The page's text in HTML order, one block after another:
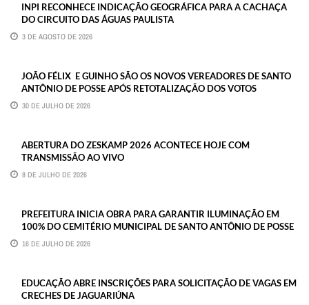
INPI RECONHECE INDICAÇÃO GEOGRÁFICA PARA A CACHAÇA
DO CIRCUITO DAS ÁGUAS PAULISTA
3 DE AGOSTO DE 2026
JOÃO FÉLIX E GUINHO SÃO OS NOVOS VEREADORES DE SANTO
ANTÔNIO DE POSSE APÓS RETOTALIZAÇÃO DOS VOTOS
30 DE JULHO DE 2026
ABERTURA DO ZESKAMP 2026 ACONTECE HOJE COM
TRANSMISSÃO AO VIVO
8 DE JULHO DE 2026
PREFEITURA INICIA OBRA PARA GARANTIR ILUMINAÇÃO EM
100% DO CEMITÉRIO MUNICIPAL DE SANTO ANTÔNIO DE POSSE
16 DE JULHO DE 2026
EDUCAÇÃO ABRE INSCRIÇÕES PARA SOLICITAÇÃO DE VAGAS EM
CRECHES DE JAGUARIÚNA